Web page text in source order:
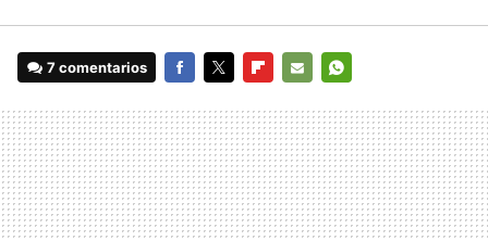
7 comentarios
MAIL